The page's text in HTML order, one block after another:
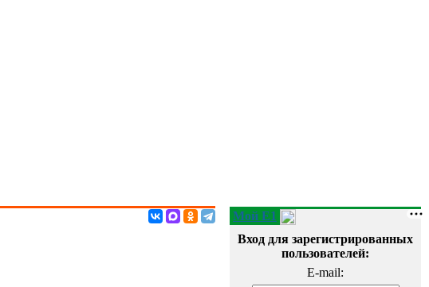
Мой E1
Вход для зарегистрированных
пользователей:
E-mail: